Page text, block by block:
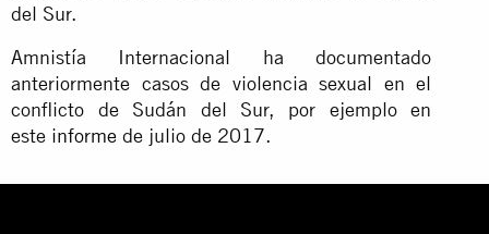
del Sur.
Amnistía Internacional ha documentado
anteriormente casos de violencia sexual en el
conflicto de Sudán del Sur, por ejemplo en
este informe de julio de 2017.